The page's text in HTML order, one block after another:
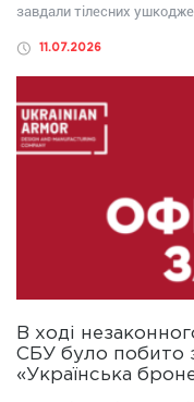
завдали тілесних
11.07.2026
В ході
СБУ було побито
«Українська